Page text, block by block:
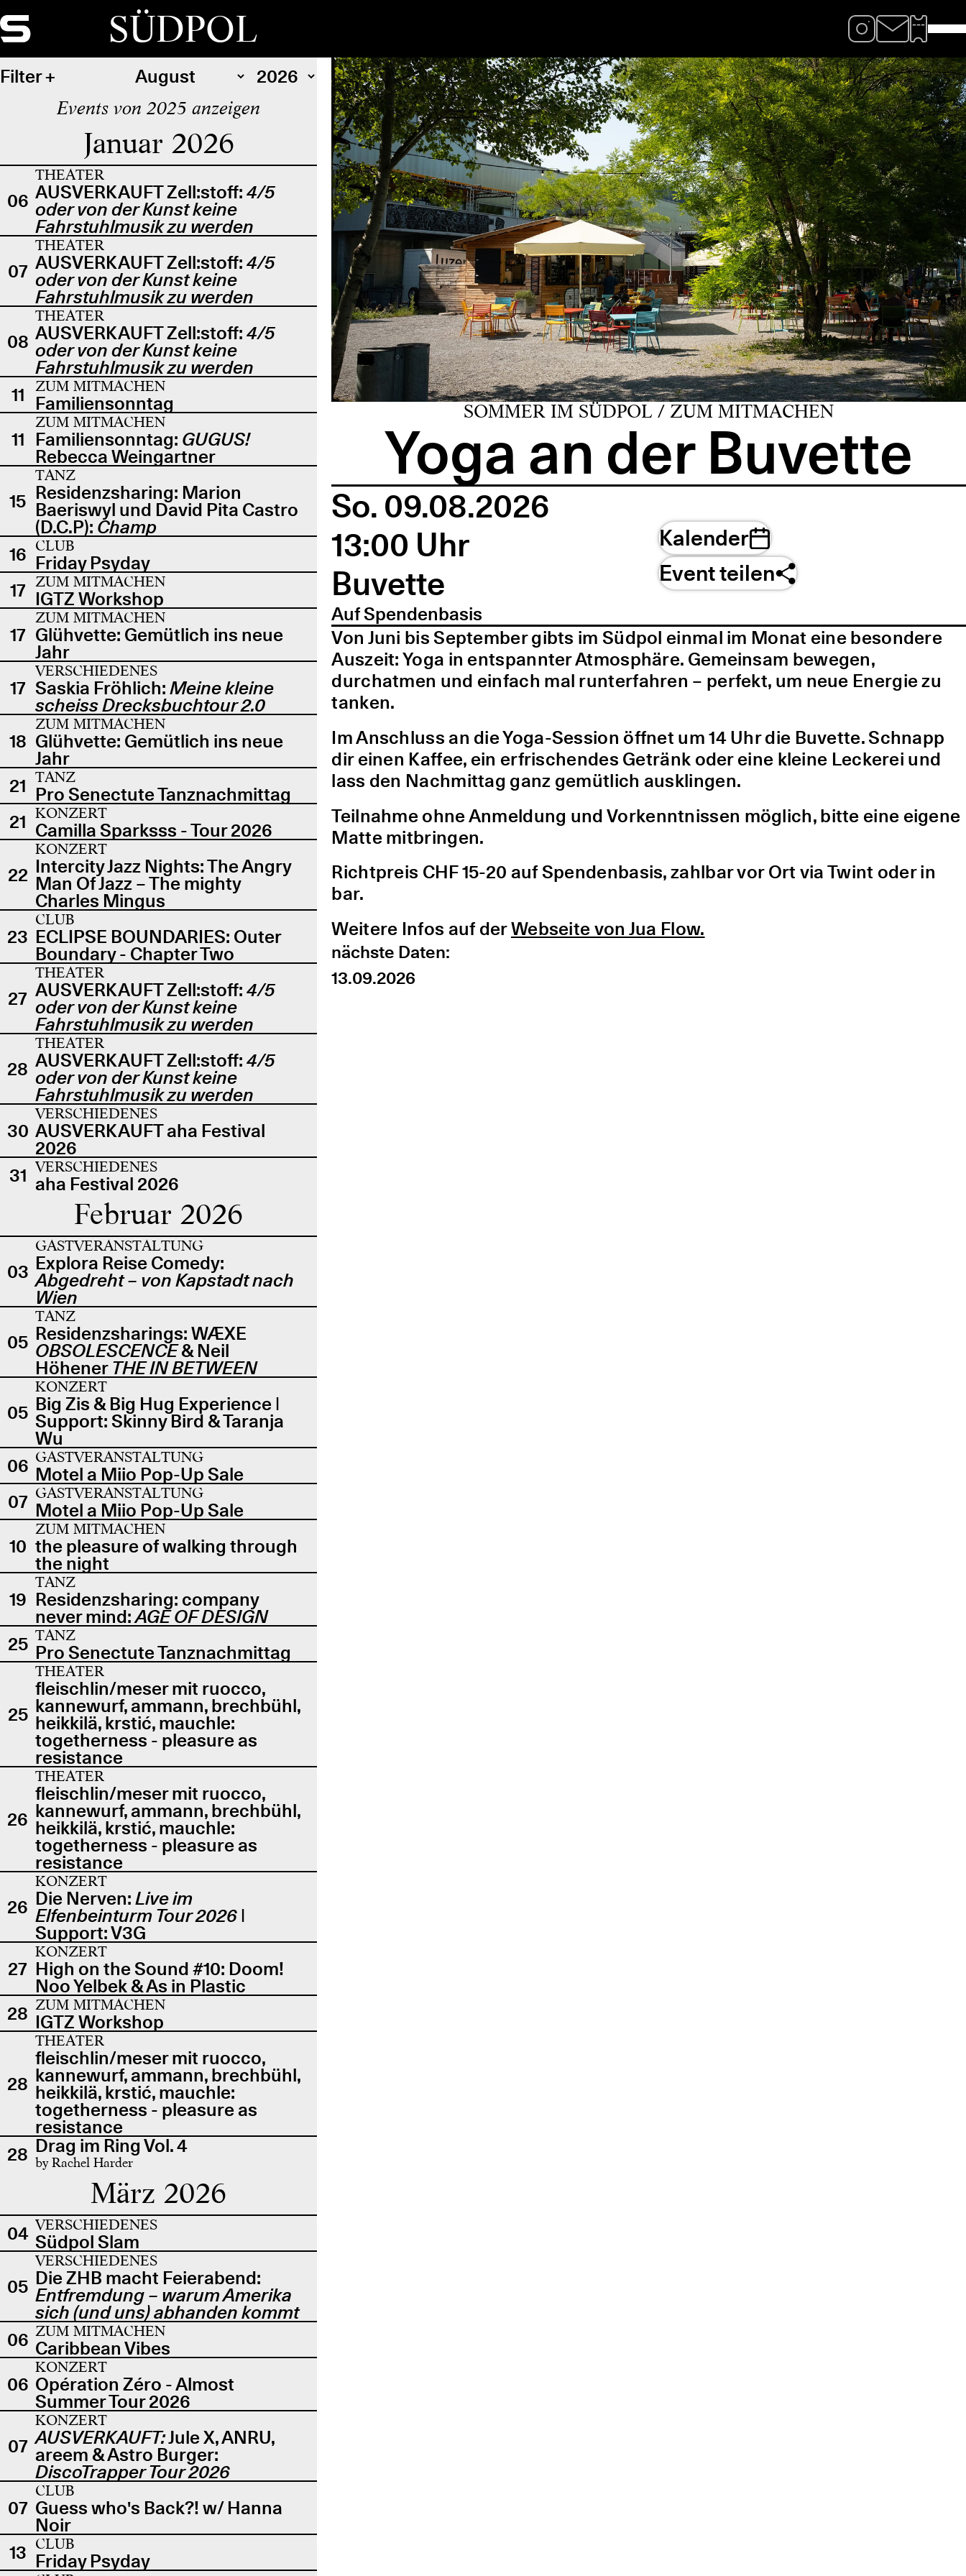
SÜDPOL
Filter
Events von 2025 anzeigen
Januar 2026
06
THEATER
AUSVERKAUFT Zell:stoff: 4/5
oder von der Kunst keine
Fahrstuhlmusik zu werden
07
THEATER
AUSVERKAUFT Zell:stoff: 4/5
oder von der Kunst keine
Fahrstuhlmusik zu werden
08
THEATER
AUSVERKAUFT Zell:stoff: 4/5
oder von der Kunst keine
Fahrstuhlmusik zu werden
11
ZUM MITMACHEN
Familiensonntag
11
ZUM MITMACHEN
Familiensonntag: GUGUS!
Rebecca Weingartner
15
TANZ
Residenzsharing: Marion
Baeriswyl und David Pita Castro
(D.C.P): Champ
16 CLUB
Friday Psyday
17 ZUM MITMACHEN
IGTZ Workshop
17
ZUM MITMACHEN
Glühvette: Gemütlich ins neue
Jahr
17
VERSCHIEDENES
Saskia Fröhlich: Meine kleine
scheiss Drecksbuchtour 2.0
18
ZUM MITMACHEN
Glühvette: Gemütlich ins neue
Jahr
21 TANZ
Pro Senectute Tanznachmittag
21 KONZERT
Camilla Sparksss - Tour 2026
22
KONZERT
Intercity Jazz Nights: The Angry
Man Of Jazz – The mighty
Charles Mingus
23
CLUB
ECLIPSE BOUNDARIES: Outer
Boundary - Chapter Two
27
THEATER
AUSVERKAUFT Zell:stoff: 4/5
oder von der Kunst keine
Fahrstuhlmusik zu werden
28
THEATER
AUSVERKAUFT Zell:stoff: 4/5
oder von der Kunst keine
Fahrstuhlmusik zu werden
30
VERSCHIEDENES
AUSVERKAUFT aha Festival
2026
31 VERSCHIEDENES
aha Festival 2026
Februar 2026
03
GASTVERANSTALTUNG
Explora Reise Comedy:
Abgedreht – von Kapstadt nach
Wien
05
TANZ
Residenzsharings: WÆXE
OBSOLESCENCE& Neil
Höhener THE IN BETWEEN
05
KONZERT
Big Zis & Big Hug Experience |
Support: Skinny Bird & Taranja
Wu
06 GASTVERANSTALTUNG
Motel a Miio Pop-Up Sale
07 GASTVERANSTALTUNG
Motel a Miio Pop-Up Sale
10
ZUM MITMACHEN
the pleasure of walking through
the night
19
TANZ
Residenzsharing: company
never mind:AGE OF DESIGN
25 TANZ
Pro Senectute Tanznachmittag
25
THEATER
fleischlin/meser mit ruocco,
kannewurf, ammann, brechbühl,
heikkilä, krstić, mauchle:
togetherness - pleasure as
resistance
26
THEATER
fleischlin/meser mit ruocco,
kannewurf, ammann, brechbühl,
heikkilä, krstić, mauchle:
togetherness - pleasure as
resistance
26
KONZERT
Die Nerven:Live im
Elfenbeinturm Tour 2026 |
Support: V3G
27
KONZERT
High on the Sound #10: Doom!
Noo Yelbek & As in Plastic
28 ZUM MITMACHEN
IGTZ Workshop
28
THEATER
fleischlin/meser mit ruocco,
kannewurf, ammann, brechbühl,
heikkilä, krstić, mauchle:
togetherness - pleasure as
resistance
28 Drag im Ring Vol. 4
by Rachel Harder
März 2026
04 VERSCHIEDENES
Südpol Slam
05
VERSCHIEDENES
Die ZHB macht Feierabend:
Entfremdung – warum Amerika
sich (und uns) abhanden kommt
06 ZUM MITMACHEN
Caribbean Vibes
06
KONZERT
Opération Zéro - Almost
Summer Tour 2026
07
KONZERT
AUSVERKAUFT:Jule X, ANRU,
areem & Astro Burger:
DiscoTrapper Tour 2026
07
CLUB
Guess who's Back?! w/ Hanna
Noir
13 CLUB
Friday Psyday
SOMMER IM SÜDPOL / ZUM MITMACHEN
Yoga an der Buvette
So. 09.08.2026
13:00 Uhr
Buvette
Auf Spendenbasis
Kalender
Event teilen
Von Juni bis September gibts im Südpol einmal im Monat eine besondere
Auszeit: Yoga in entspannter Atmosphäre. Gemeinsam bewegen,
durchatmen und einfach mal runterfahren – perfekt, um neue Energie zu
tanken.
Im Anschluss an die Yoga-Session öffnet um 14 Uhr die Buvette. Schnapp
dir einen Kaffee, ein erfrischendes Getränk oder eine kleine Leckerei und
lass den Nachmittag ganz gemütlich ausklingen.
Teilnahme ohne Anmeldung und Vorkenntnissen möglich, bitte eine eigene
Matte mitbringen.
Richtpreis CHF 15-20 auf Spendenbasis, zahlbar vor Ort via Twint oder in
bar.
Weitere Infos auf derWebseite von Jua Flow.
nächste Daten:
13.09.2026